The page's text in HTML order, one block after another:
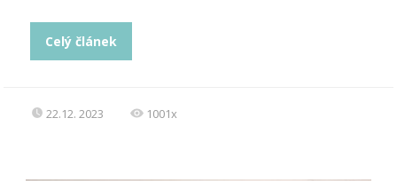
Celý článek
22.12. 2023 1001x